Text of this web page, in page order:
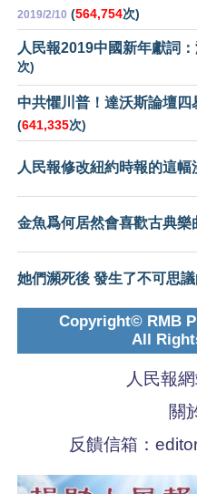
2019/2/10 (564,754次)
人民報2019中國新年獻詞
次)
中共懼川普！達沃斯論壇四
(641,335次)
人民報修改紐約時報的這幅
金魚爲何居然會喜歡古典樂
她們瀕死後 發生了不可思
Copyright© RMB
All
人民報
關
反饋信箱：